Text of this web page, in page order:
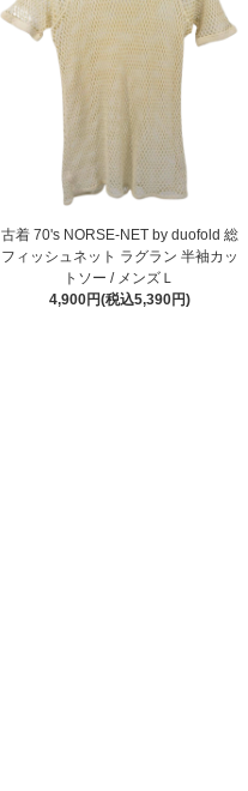
古着 70's NORSE-NET by duofold 総
フィッシュネット ラグラン 半袖カッ
トソー / メンズＬ
4,900円(税込5,390円)